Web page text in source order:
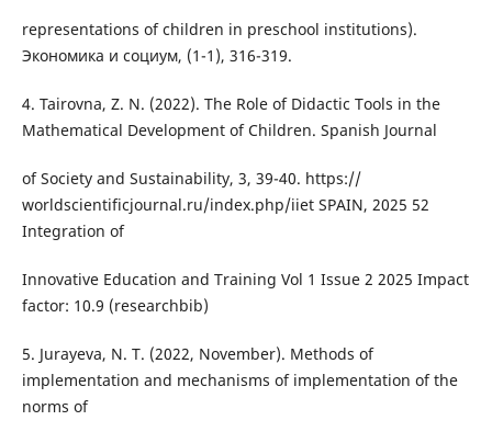
representations of children in preschool institutions).
Экономика и социум, (1-1), 316-319.
4. Tairovna, Z. N. (2022). The Role of Didactic Tools in the
Mathematical Development of Children. Spanish Journal
of Society and Sustainability, 3, 39-40. https://
worldscientificjournal.ru/index.php/iiet SPAIN, 2025 52
Integration of
Innovative Education and Training Vol 1 Issue 2 2025 Impact
factor: 10.9 (researchbib)
5. Jurayeva, N. T. (2022, November). Methods of
implementation and mechanisms of implementation of the
norms of